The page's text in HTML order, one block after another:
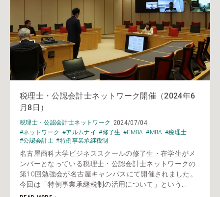
税理士・公認会計士ネットワーク開催（2024年6
月8日）
税理士・公認会計士ネットワーク 2024/07/04
#ネットワーク #アルムナイ #修了生 #EMBA #MBA #税理士
#公認会計士 #特例事業承継税制
名古屋商科大学ビジネススクールの修了生・在学生がメ
ンバーとなっている税理士・公認会計士ネットワークの
第10回勉強会が名古屋キャンパスにて開催されました。
今回は「特例事業承継税制の活用について」という...